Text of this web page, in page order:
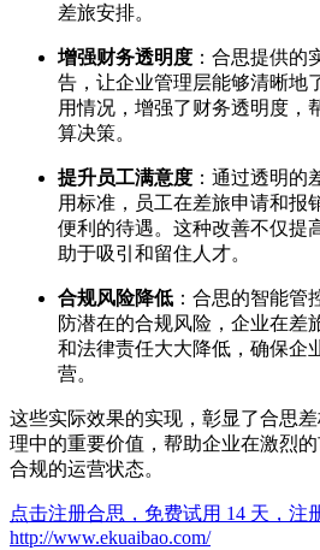
差旅安排。
增强财务透明度 ：合思提供的
告，让企业管理层能够清晰地
用情况，增强了财务透明度，
算决策。
提升员工满意度 ：通过透明的
用标准，员工在差旅申请和报
便利的待遇。这种改善不仅提
助于吸引和留住人才。
合规风险降低 ：合思的智能管
防潜在的合规风险，企业在差
和法律责任大大降低，确保企
营。
这些实际效果的实现，彰显了合思
理中的重要价值，帮助企业在激烈的
合规的运营状态。
点击注册合思，免费试用 14 天，注
http://www.ekuaibao.com/